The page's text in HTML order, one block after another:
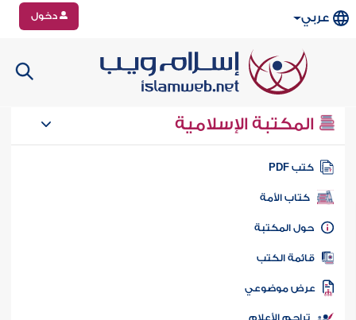
عربي دخول
المكتبة الإسلامية
كتب PDF
كتاب الأمة
المكتبة
الكتب